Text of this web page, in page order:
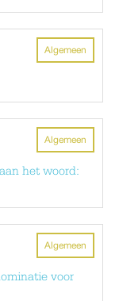
Algemeen
Algemeen
het woord:
Algemeen
voor